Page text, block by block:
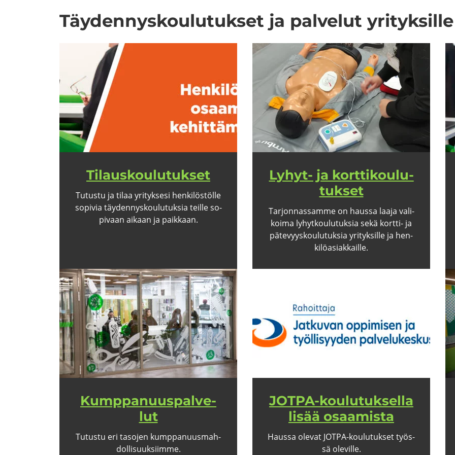
Täy­den­nys­kou­lu­tuk­set ja pal­ve­lut yri­tyk­sil­le
Ti­laus­kou­lu­tuk­set
Tu­tus­tu ja tilaa yri­tyk­se­si hen­ki­lös­töl­le
so­pi­via täy­den­nys­kou­lu­tuk­sia teil­le so­
pi­vaan ai­kaan ja paik­kaan.
Lyhyt-​ ja kort­ti­kou­lu­
tuk­set
Tar­jon­nas­sam­me on haus­sa laaja va­li­
koi­ma ly­hyt­kou­lu­tuk­sia sekä kortti-​​ ja
pä­te­vyys­kou­lu­tuk­sia yri­tyk­sil­le ja hen­
ki­lö­asiak­kail­le.
Kump­pa­nuus­pal­ve­
lut
Tu­tus­tu eri ta­so­jen kump­pa­nuus­mah­
dol­li­suuk­siim­me.
JOTPA-​koulutuksella
lisää osaa­mis­ta
Haus­sa ole­vat JOTPA-​​koulutukset työs­
sä ole­vil­le.